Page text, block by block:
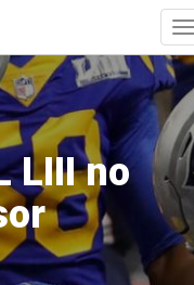
LIII no